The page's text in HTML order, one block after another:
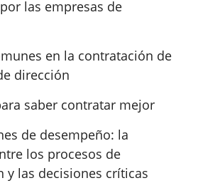
las empresas de
en la contratación de
dirección
saber contratar mejor
de desempeño: la
los procesos de
y las decisiones críticas